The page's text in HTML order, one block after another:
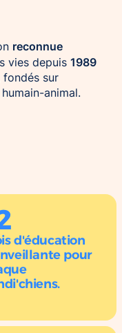
reconnue
vies depuis 1989
fondés sur
animal.
d'éducation
pour